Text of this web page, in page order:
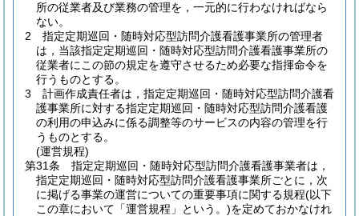
所の従業者及び業務の管理を，一元的に行わなければなら
ない。
2
指定定期巡回・随時対応型訪問介護看護事業所の管理者
は，当該指定定期巡回・随時対応型訪問介護看護事業所の
従業者にこの節の規定を遵守させるため必要な指揮命令を
行うものとする。
3
計画作成責任者は，指定定期巡回・随時対応型訪問介護看
護事業所に対する指定定期巡回・随時対応型訪問介護看護
の利用の申込みに係る調整等のサービスの内容の管理を行
うものとする。
(運営規程)
第31条
指定定期巡回・随時対応型訪問介護看護事業者は，
指定定期巡回・随時対応型訪問介護看護事業所ごとに，次
に掲げる事業の運営についての重要事項に関する規程(以下
この章において「運営規程」という。)を定めておかなけれ